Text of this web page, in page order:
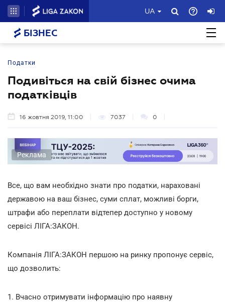
UA
БІЗНЕС
Податки
Подивіться на свій бізнес очима
податківців
16 жовтня 2019, 11:00 7037 0
Реклама
Все, що вам необхідно знати про податки, нараховані
державою на ваш бізнес, суми сплат, можливі борги,
штрафи або переплати відтепер доступно у новому
сервісі ЛІГА:ЗАКОН.
Компанія ЛІГА:ЗАКОН першою на ринку пропонує сервіс,
що дозволить:
1. Вчасно отримувати інформацію про наявну